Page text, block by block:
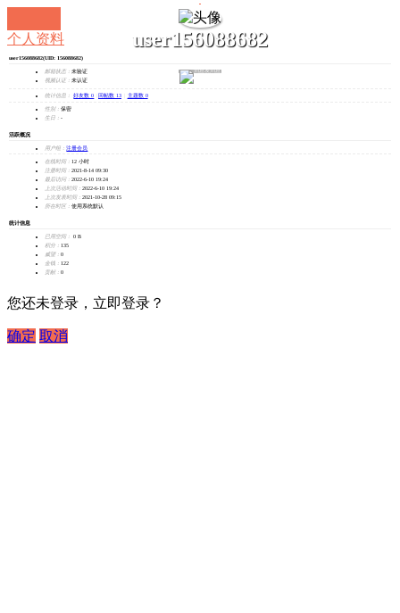
user156088682
发消息
个人资料
user156088682(UID: 156088682)
邮箱状态： 未验证
视频认证： 未认证
统计信息： 好友数 0 回帖数 13 主题数 0
性别： 保密
生日： -
活跃概况
用户组： 注册会员
在线时间： 12 小时
注册时间： 2021-8-14 09:30
最后访问： 2022-6-10 19:24
上次活动时间： 2022-6-10 19:24
上次发表时间： 2021-10-28 09:15
所在时区： 使用系统默认
统计信息
已用空间：
0 B
积分： 135
威望： 0
金钱： 122
贡献： 0
您还未登录，立即登录？
确定 取消